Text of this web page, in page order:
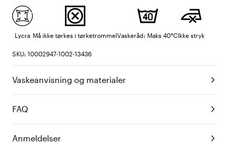
Lycra Må ikke tørkes i tørketrommelVaskeråd: Maks 40°CIkke stryk
SKU: 10002947-1002-13436
Vaskeanvisning og materialer
FAQ
Anmeldelser